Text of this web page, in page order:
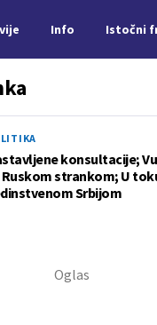
Info Istočni
konsultacije;
strankom; U
Srbijom